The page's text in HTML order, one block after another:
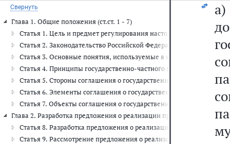
Свернуть
Глава 1. Общие положения (ст.ст. 1 - 7)
Статья 1. Цель и предмет регулирования настоящего
Статья 2. Законодательство Российской Федерации о
Статья 3. Основные понятия, используемые в настоящем
Статья 4. Принципы государственно-частного партнерства,
Статья 5. Стороны соглашения о государственно-частном
Статья 6. Элементы соглашения о государственно-частном
Статья 7. Объекты соглашения о государственно-частном
Глава 2. Разработка предложения о реализации проекта
Статья 8. Разработка предложения о реализации проекта
Статья 9. Рассмотрение предложения о реализации проекта